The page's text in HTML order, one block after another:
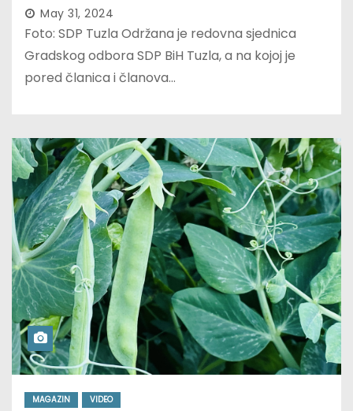
May 31, 2024
Foto: SDP Tuzla Održana je redovna sjednica
Gradskog odbora SDP BiH Tuzla, a na kojoj je
pored članica i članova…
MAGAZIN VIDEO